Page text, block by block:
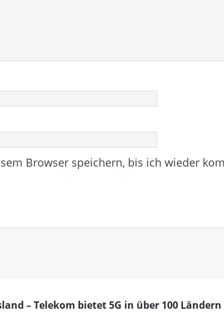
Browser speichern, bis ich wieder
– Telekom bietet 5G in über 100 Ländern